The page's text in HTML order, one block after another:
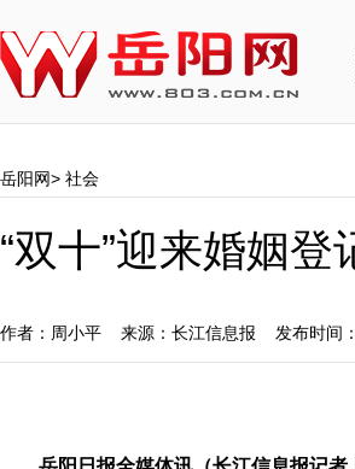
岳阳网> 社会
“双十”迎来婚姻登
作者：周小平 来源：长江信息报 发布时间